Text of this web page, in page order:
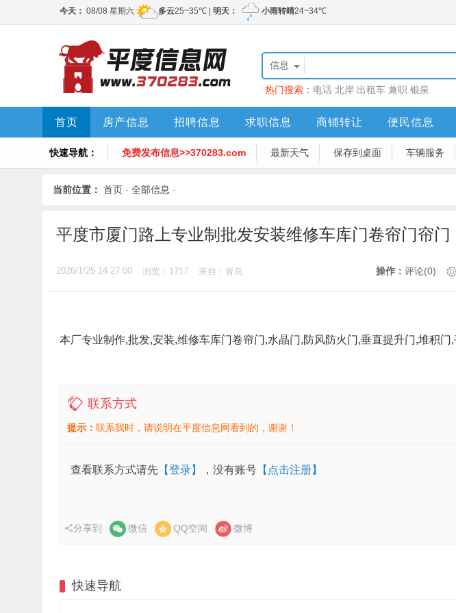
信息
热门搜索： 电话 北岸 出租车 兼职 银泉
首页 房产信息 招聘信息 求职信息 商铺转让 便民信息
快速导航： 免费发布信息>>370283.com 最新天气 保存到桌面 车辆服务
当前位置： 首页 - 全部信息 -
平度市厦门路上专业制批发安装维修车库门卷帘门帘门
2026/1/25 14:27:00 浏览：1717 来自：青岛 操作： 评论(0)
本厂专业制作,批发,安装,维修车库门卷帘门,水晶门,防风防火门,垂直提升门,堆积门
联系方式
提示： 联系我时，请说明在平度信息网看到的，谢谢！
查看联系方式请先 【登录】 ，没有账号 【点击注册】
分享到 微信 QQ空间 微博
快速导航